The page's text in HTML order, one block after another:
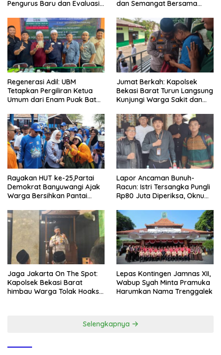
Pengurus Baru dan Evaluasi
dan Semangat Bersama
Regenerasi Adil: UBM
Tetapkan Pergiliran Ketua
Umum dari Enam Puak Batak
Jumat Berkah: Kapolsek
Bekasi Barat Turun Langsung
Kunjungi Warga Sakit dan
Rayakan HUT ke-25,Partai
Demokrat Banyuwangi Ajak
Warga Bersihkan Pantai
Lapor Ancaman Bunuh-
Racun: Istri Tersangka Pungli
Rp80 Juta Diperiksa, Oknum
Disdagperin
Jaga Jakarta On The Spot:
Kapolsek Bekasi Barat
himbau Warga Tolak Hoaks
Lepas Kontingen Jamnas XII,
Wabup Syah Minta Pramuka
Harumkan Nama Trenggalek
Selengkapnya